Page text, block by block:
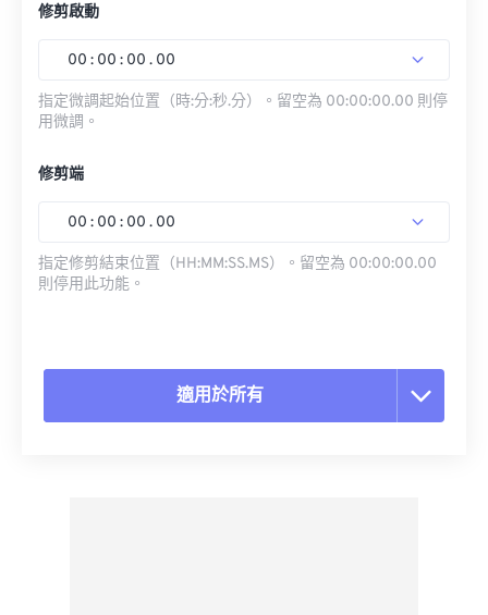
修剪啟動
00 : 00 : 00 . 00
指定微調起始位置（時:分:秒.分）。留空為 00:00:00.00 則停
用微調。
修剪端
00 : 00 : 00 . 00
指定修剪結束位置（HH:MM:SS.MS）。留空為 00:00:00.00
則停用此功能。
適用於所有